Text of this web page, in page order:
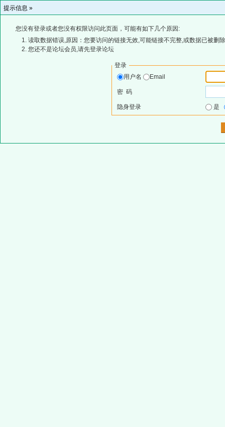
提示信息 »
您没有登录或者您没有权限访问此页面，可能有如下几个原因:
读取数据错误,原因：您要访问的链接无效,可能链接不完整,或数据已被删
您还不是论坛会员,请先登录论坛
登录
用户名
Email
密 码
隐身登录 是